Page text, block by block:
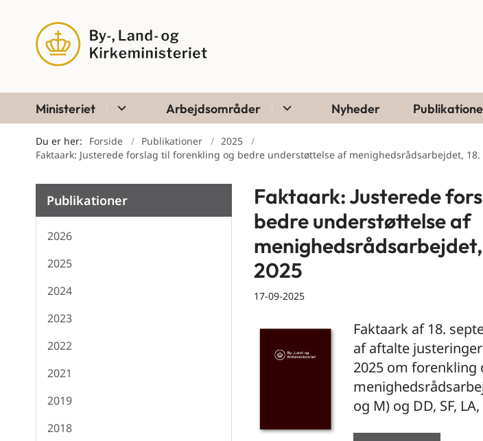
Ministeriet Arbejdsområder Nyheder
Du er her: Forside Publikationer
2025
Faktaark: Justerede forslag til forenkling og bedre understøttelse af menighedsrådsarbejdet,
Publikationer
2026
2025
2024
2023
2022
2021
2019
2018
Faktaark: Justerede
bedre understøttelse af
2025
17-09-2025
Faktaark af 18.
af aftalte
2025 om
og M) og DD, SF, LA,